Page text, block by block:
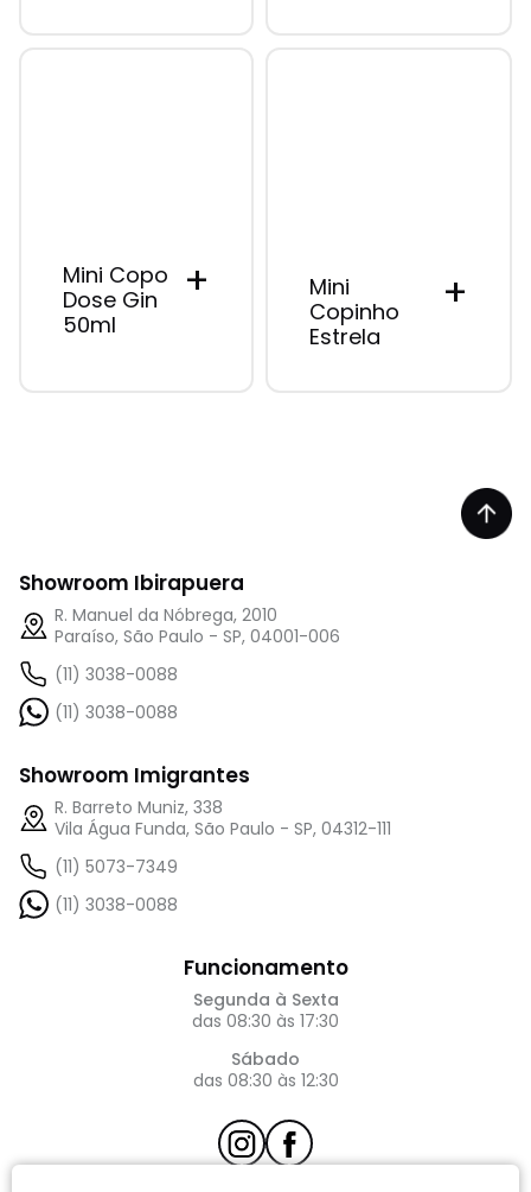
Mini Copo
Dose Gin
50ml
+
Mini
Copinho
Estrela
+
Showroom Ibirapuera
R. Manuel da Nóbrega, 2010
Paraíso, São Paulo - SP, 04001-006
(11) 3038-0088
(11) 3038-0088
Showroom Imigrantes
R. Barreto Muniz, 338
Vila Água Funda, São Paulo - SP, 04312-111
(11) 5073-7349
(11) 3038-0088
Funcionamento
Segunda à Sexta
das 08:30 às 17:30
Sábado
das 08:30 às 12:30